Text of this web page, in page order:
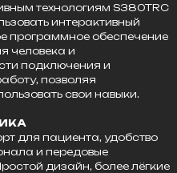
технологиям S380TRC
интерактивный
программное обеспечение
человека и
подключения и
позволяя
свои навыки.
для пациента, удобство
и передовые
дизайн, более лёгкие